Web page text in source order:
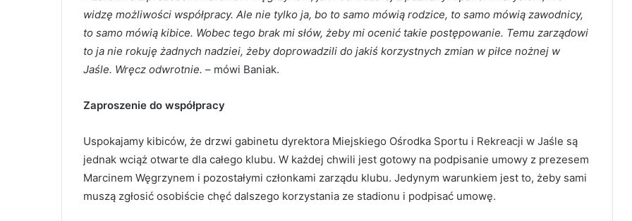
widzę możliwości współpracy. Ale nie tylko ja, bo to samo mówią rodzice, to samo mówią zawodnicy,
to samo mówią kibice. Wobec tego brak mi słów, żeby mi ocenić takie postępowanie. Temu zarządowi
to ja nie rokuję żadnych nadziei, żeby doprowadzili do jakiś korzystnych zmian w piłce nożnej w
Jaśle. Wręcz odwrotnie. – mówi Baniak.
Zaproszenie do współpracy
Uspokajamy kibiców, że drzwi gabinetu dyrektora Miejskiego Ośrodka Sportu i Rekreacji w Jaśle są
jednak wciąż otwarte dla całego klubu. W każdej chwili jest gotowy na podpisanie umowy z prezesem
Marcinem Węgrzynem i pozostałymi członkami zarządu klubu. Jedynym warunkiem jest to, żeby sami
muszą zgłosić osobiście chęć dalszego korzystania ze stadionu i podpisać umowę.